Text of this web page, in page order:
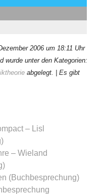
2006 um 18:11 Uhr
wurde unter den Kategorien:
abgelegt.
| Es gibt
– Lisl
– Wieland
(Buchbesprechung)